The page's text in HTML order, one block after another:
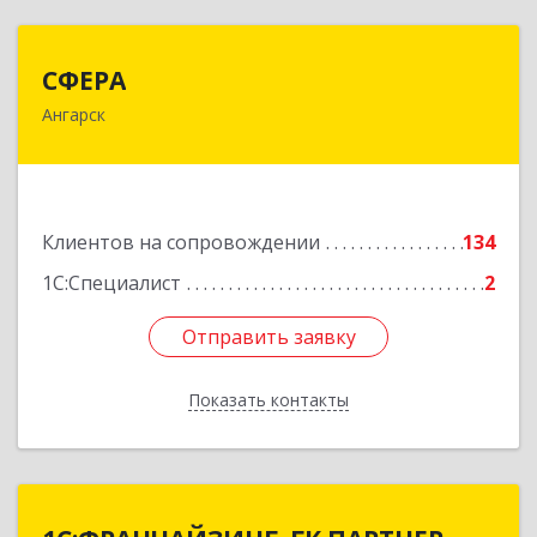
СФЕРА
Ангарск
Клиентов на сопровождении
134
1С:Специалист
2
Отправить заявку
Показать контакты
665816, Иркутская обл, Ангарск г, 177-й кв-л,
Отправить заявку
Назад
1С:ФРАНЧАЙЗИНГ. ГК ПАРТНЕР